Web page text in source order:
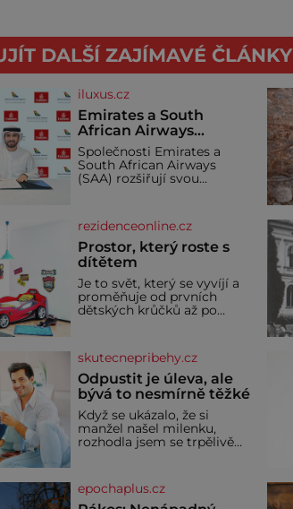
DALŠÍ ZAJÍMAVÉ ČLÁNKY
iluxus.cz
Emirates a South
African Airways
rozšiřují partnerství.
Cestujícím nově
zpřístupní dalších
Společnosti Emirates a
South African Airways
(SAA) rozšiřují svou
dohoda zpřístupní
cestujícím devět dalších
destinací v jižní a střední
Africe a u
rezidenceonline.cz
Prostor, který roste s
dítětem
Je to svět, který se vyvíjí a
proměňuje od prvních
dětských krůčků až po
bezpečí, kreativitu,
soustředění i odpočinek a
reaguje na každou etapu
života a specifické potřeby
dítěte. Pro nejmenší je
klíčová jednoduchost,
měkkost a bezpečí, proto
by pokoj miminka měl
skutecnepribehy.cz
Odpustit je úleva, ale
bývá to nesmírně těžké
Když se ukázalo, že si
manžel našel milenku,
rozhodla jsem se trpělivě
rodině. Možná je to jedna z
nejtěžších věcí na světě. Ale
epochaplus.cz